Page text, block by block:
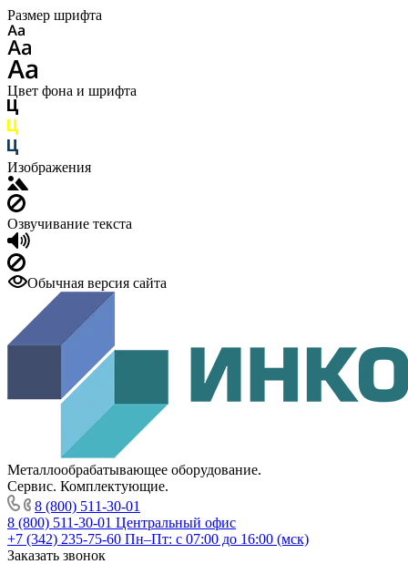
Размер шрифта
Цвет фона и шрифта
Изображения
Озвучивание текста
Обычная версия сайта
Металлообрабатывающее оборудование.
Сервис. Комплектующие.
8 (800) 511-30-01
8 (800) 511-30-01 Центральный офис
+7 (342) 235-75-60 Пн–Пт: с 07:00 до 16:00 (мск)
Заказать звонок